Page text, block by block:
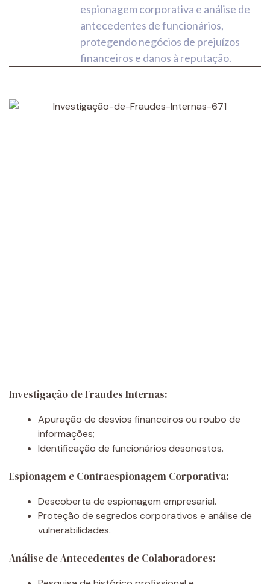
espionagem corporativa e análise de
antecedentes de funcionários,
protegendo negócios de prejuízos
financeiros e danos à reputação.
Investigação de Fraudes Internas:
Apuração de desvios financeiros ou roubo de
informações;
Identificação de funcionários desonestos.
Espionagem e Contraespionagem Corporativa:
Descoberta de espionagem empresarial.
Proteção de segredos corporativos e análise de
vulnerabilidades.
Análise de Antecedentes de Colaboradores: